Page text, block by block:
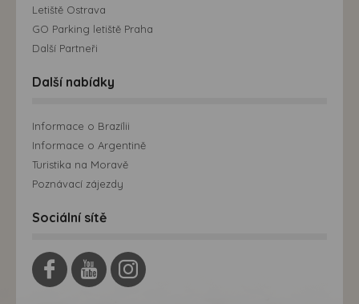
Letiště Ostrava
GO Parking letiště Praha
Další Partneři
Další nabídky
Informace o Brazílii
Informace o Argentině
Turistika na Moravě
Poznávací zájezdy
Sociální sítě